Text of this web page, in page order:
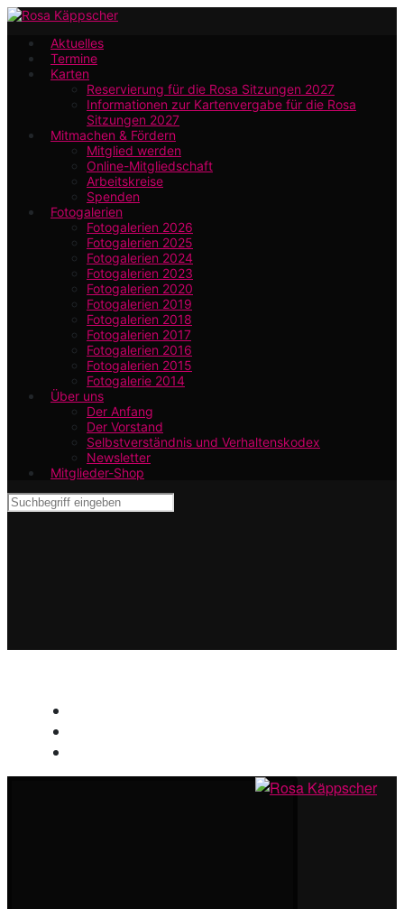
Zum
Hauptinhalt
springen
Aktuelles
Termine
Karten
Reservierung für die Rosa Sitzungen 2027
Informationen zur Kartenvergabe für die Rosa
Sitzungen 2027
Mitmachen & Fördern
Mitglied werden
Online-Mitgliedschaft
Arbeitskreise
Spenden
Fotogalerien
Fotogalerien 2026
Fotogalerien 2025
Fotogalerien 2024
Fotogalerien 2023
Fotogalerien 2020
Fotogalerien 2019
Fotogalerien 2018
Fotogalerien 2017
Fotogalerien 2016
Fotogalerien 2015
Fotogalerie 2014
Über uns
Der Anfang
Der Vorstand
Selbstverständnis und Verhaltenskodex
Newsletter
Mitglieder-Shop